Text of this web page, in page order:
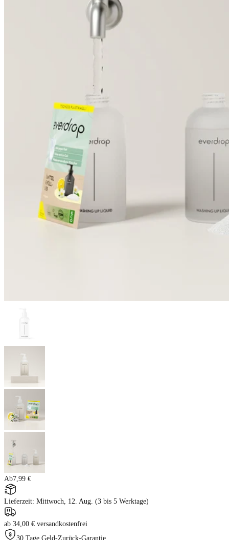
Ab7,99 €
Lieferzeit: Mittwoch, 12. Aug. (3 bis 5 Werktage)
ab 34,00 € versandkostenfrei
30 Tage Geld-Zurück-Garantie